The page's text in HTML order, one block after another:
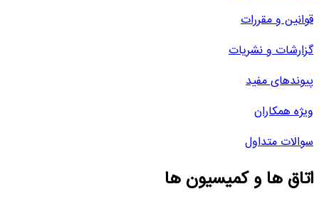
قوانین و مقررات
گزارشات و نشریات
پیوندهای مفید
ویژه همکاران
سوالات متداول
اتاق ها و کمیسیون ها